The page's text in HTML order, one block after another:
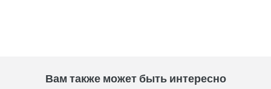
Вам также может быть интересно